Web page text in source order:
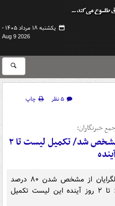
یکشنبه ۱۸ مرداد ۱۴۰۵ -
Aug 9 2026
۵ نظر
چاپ
خبرنگاران:
۸۰ درصد لیست اصولگرایان مشخص شد/ تکمیل لیست تا ۲
سخنگوی شورای مرکزی ائتلاف اصولگرایان از مشخص شدن ۸۰ درصد
لیست اصولگرایان خبر داد و گفت: تا ۲ روز آینده این لیست تکمیل